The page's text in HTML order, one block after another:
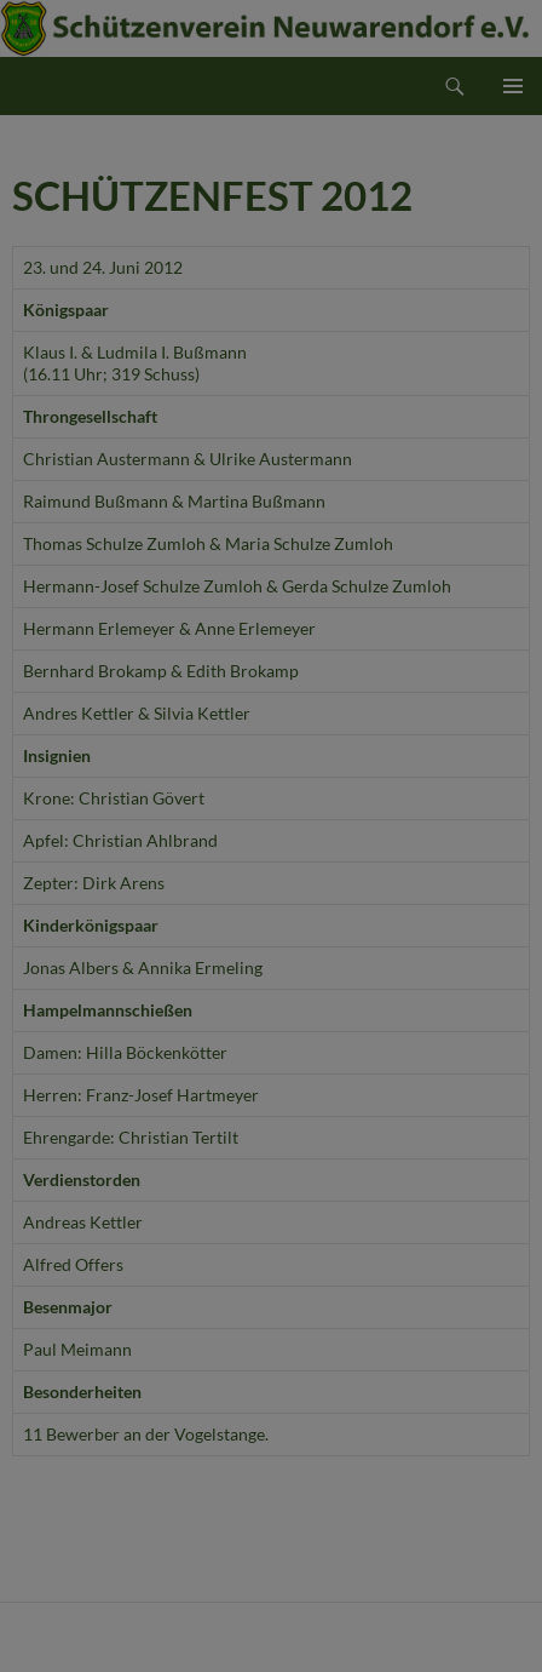
SCHÜTZENFEST 2012
23. und 24. Juni 2012
Königspaar
Klaus I. & Ludmila I. Bußmann
(16.11 Uhr; 319 Schuss)
Throngesellschaft
Christian Austermann & Ulrike Austermann
Raimund Bußmann & Martina Bußmann
Thomas Schulze Zumloh & Maria Schulze Zumloh
Hermann-Josef Schulze Zumloh & Gerda Schulze Zumloh
Hermann Erlemeyer & Anne Erlemeyer
Bernhard Brokamp & Edith Brokamp
Andres Kettler & Silvia Kettler
Insignien
Krone: Christian Gövert
Apfel: Christian Ahlbrand
Zepter: Dirk Arens
Kinderkönigspaar
Jonas Albers & Annika Ermeling
Hampelmannschießen
Damen: Hilla Böckenkötter
Herren: Franz-Josef Hartmeyer
Ehrengarde: Christian Tertilt
Verdienstorden
Andreas Kettler
Alfred Offers
Besenmajor
Paul Meimann
Besonderheiten
11 Bewerber an der Vogelstange.